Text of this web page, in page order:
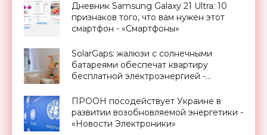
Дневник Samsung Galaxy 21 Ultra: 10
признаков того, что вам нужен этот
смартфон - «Смартфоны»
SolarGaps: жалюзи с солнечными
батареями обеспечат квартиру
бесплатной электроэнергией -
ПРООН посодействует Украине в
развитии возобновляемой энергетики -
«Новости Электроники»